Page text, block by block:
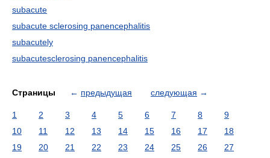
subacute
subacute sclerosing panencephalitis
subacutely
subacutesclerosing panencephalitis
Страницы ← предыдущая следующая →
1 2 3 4 5 6 7 8
9
10
11 12 13 14 15 16 17
18
19
20 21 22 23 24 25 26
27